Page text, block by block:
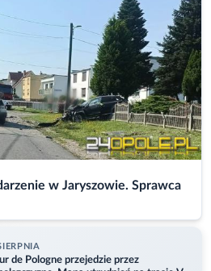
w Jaryszowie. Sprawca
de Pologne przejedzie przez